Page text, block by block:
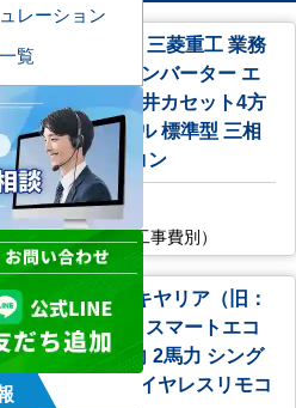
airflex 三菱重工 業務
ン ハイパーインバーター エ
クスパネル 天井カセット4方
2馬力 シングル 標準型 三相
イヤードリモコン
格
円（税込・工事費別）
日本キヤリア（旧：
業務用エアコン スマートエコ
カセット4方向 2馬力 シング
型 三相200V ワイヤレスリモコ
レーション
覧